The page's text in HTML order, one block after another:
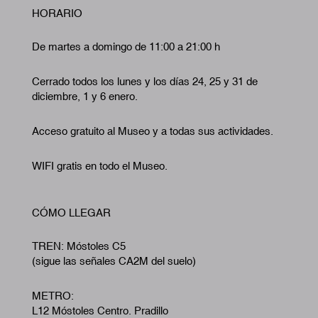
HORARIO
De martes a domingo de 11:00 a 21:00 h
Cerrado todos los lunes y los días 24, 25 y 31 de
diciembre, 1 y 6 enero.
Acceso gratuito al Museo y a todas sus actividades.
WIFI gratis en todo el Museo.
CÓMO LLEGAR
TREN: Móstoles C5
(sigue las señales CA2M del suelo)
METRO:
L12 Móstoles Centro. Pradillo